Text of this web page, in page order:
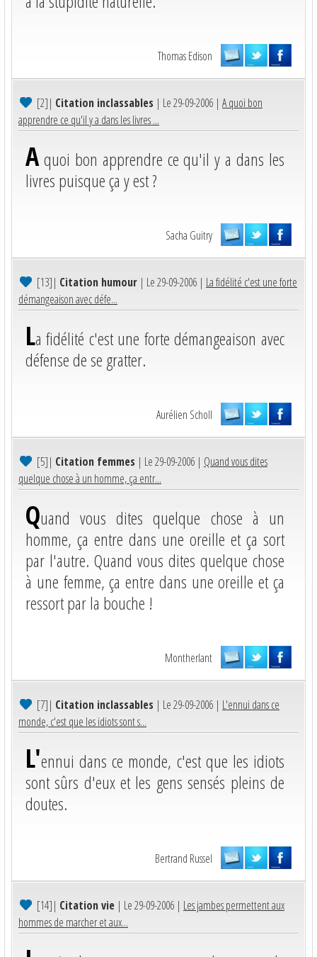
Thomas Edison
[2]| Citation inclassables | Le 29-09-2006 | A quoi bon
apprendre ce qu'il y a dans les livres ...
Aquoi bon apprendre ce qu'il y a dans les
livres puisque ça y est ?
Sacha Guitry
[13]| Citation humour | Le 29-09-2006 | La fidélité c'est une forte
démangeaison avec défe...
La fidélité c'est une forte démangeaison avec
défense de se gratter.
Aurélien Scholl
[5]| Citation femmes | Le 29-09-2006 | Quand vous dites
quelque chose à un homme, ça entr...
Quand vous dites quelque chose à un
homme, ça entre dans une oreille et ça sort
par l'autre. Quand vous dites quelque chose
à une femme, ça entre dans une oreille et ça
ressort par la bouche !
Montherlant
[7]| Citation inclassables | Le 29-09-2006 | L'ennui dans ce
monde, c'est que les idiots sont s...
L'ennui dans ce monde, c'est que les idiots
sont sûrs d'eux et les gens sensés pleins de
doutes.
Bertrand Russel
[14]| Citation vie | Le 29-09-2006 | Les jambes permettent aux
hommes de marcher et aux...